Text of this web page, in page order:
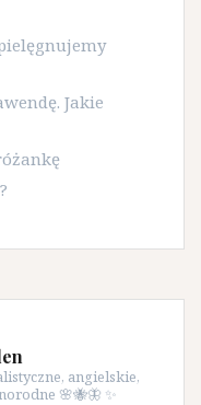
Jakie
angielskie,
🌸🐝🦋 ✨